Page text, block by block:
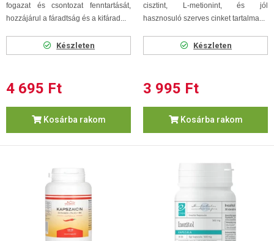
fogazat és csontozat fenntartását,
hozzájárul a fáradtság és a kifárad...
Készleten
4 695 Ft
Kosárba rakom
cisztint, L-metionint, és jól
hasznosuló szerves cinket tartalma...
Készleten
3 995 Ft
Kosárba rakom